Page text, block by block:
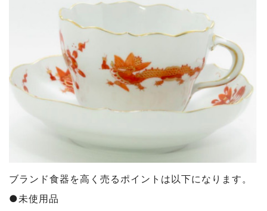
ブランド食器を高く売るポイントは以下になります。
●未使用品